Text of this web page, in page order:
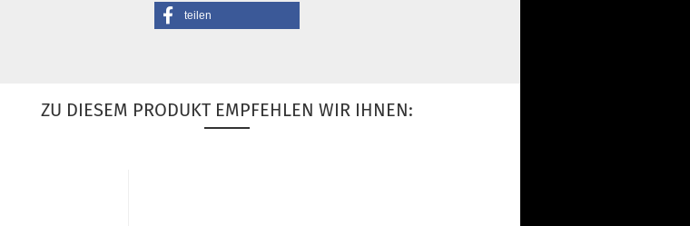
teilen
ZU DIESEM PRODUKT EMPFEHLEN WIR IHNEN: